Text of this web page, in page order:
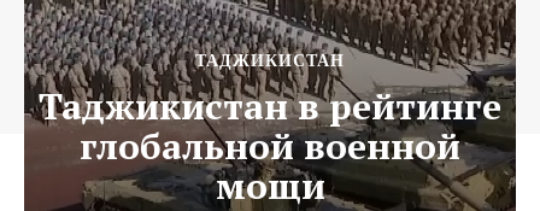
ТАДЖИКИСТАН
Таджикистан в рейтинге
глобальной военной
мощи